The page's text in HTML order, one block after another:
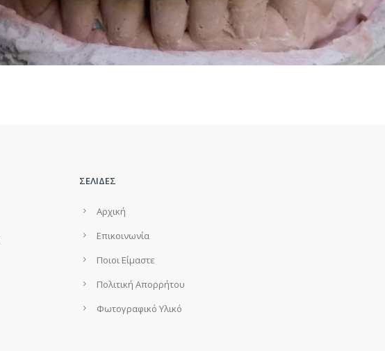
ΣΕΛΙΔΕΣ
Αρχική
Επικοινωνία
Ποιοι Είμαστε
Πολιτική Απορρήτου
Φωτογραφικό Υλικό